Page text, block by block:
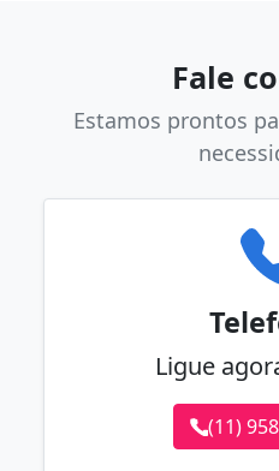
Fale
Estamos prontos
Ligue
(11)